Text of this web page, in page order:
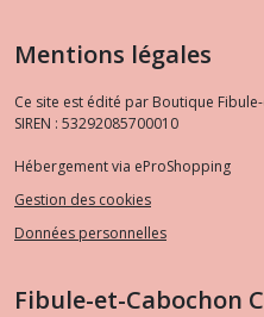
Mentions légales
Ce site est édité par Boutique
SIREN : 53292085700010
Hébergement via eProShopping
Gestion des cookies
Données personnelles
Fibule-et-Cabochon